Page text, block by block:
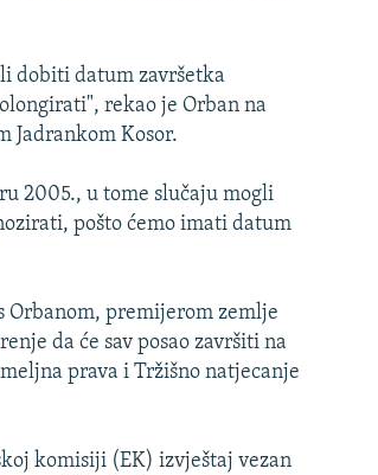
dobiti datum završetka
rekao je Orban na
Jadrankom Kosor.
2005., u tome slučaju mogli
pošto ćemo imati datum
Orbanom, premijerom zemlje
da će sav posao završiti na
prava i Tržišno natjecanje
komisiji (EK) izvještaj vezan